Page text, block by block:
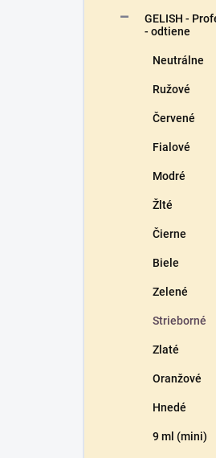
GELISH -
- odtiene
Neutrálne
Ružové
Červené
Fialové
Modré
Žlté
Čierne
Biele
Zelené
Strieborné
Zlaté
Oranžové
Hnedé
9 ml (mini)